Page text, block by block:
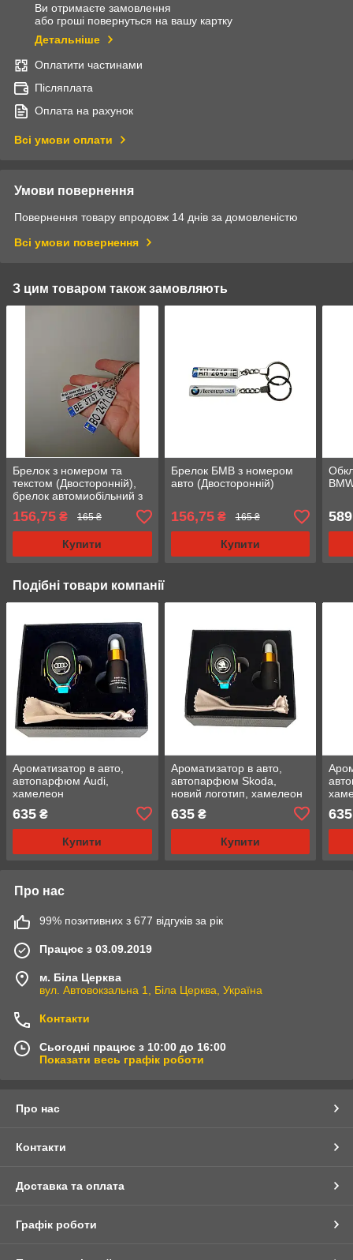
Ви отримаєте замовлення
або гроші повернуться на вашу картку
Детальніше
Оплатити частинами
Післяплата
Оплата на рахунок
Всі умови оплати
Умови повернення
Повернення товару впродовж 14 днів за домовленістю
Всі умови повернення
З цим товаром також замовляють
Брелок з номером та
текстом (Двосторонній),
брелок автомиобільний з
логотипом
156,75 ₴ 165 ₴
Купити
Брелок БМВ з номером
авто (Двосторонній)
156,75₴ 165 ₴
Купити
589
Подібні товари компанії
Ароматизатор в авто,
автопарфюм Audi,
хамелеон
635 ₴
Купити
Ароматизатор в авто,
автопарфюм Skoda,
новий логотип, хамелеон
635₴
Купити
635
Про нас
99% позитивних з 677 відгуків за рік
Працює з 03.09.2019
м. Біла Церква
вул. Автовокзальна 1, Біла Церква, Україна
Контакти
Сьогодні працює з 10:00 до 16:00
Показати весь графік роботи
Про нас
Контакти
Доставка та оплата
Графік роботи